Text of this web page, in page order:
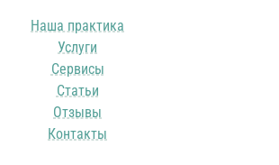
Наша практика
Услуги
Сервисы
Статьи
Отзывы
Контакты